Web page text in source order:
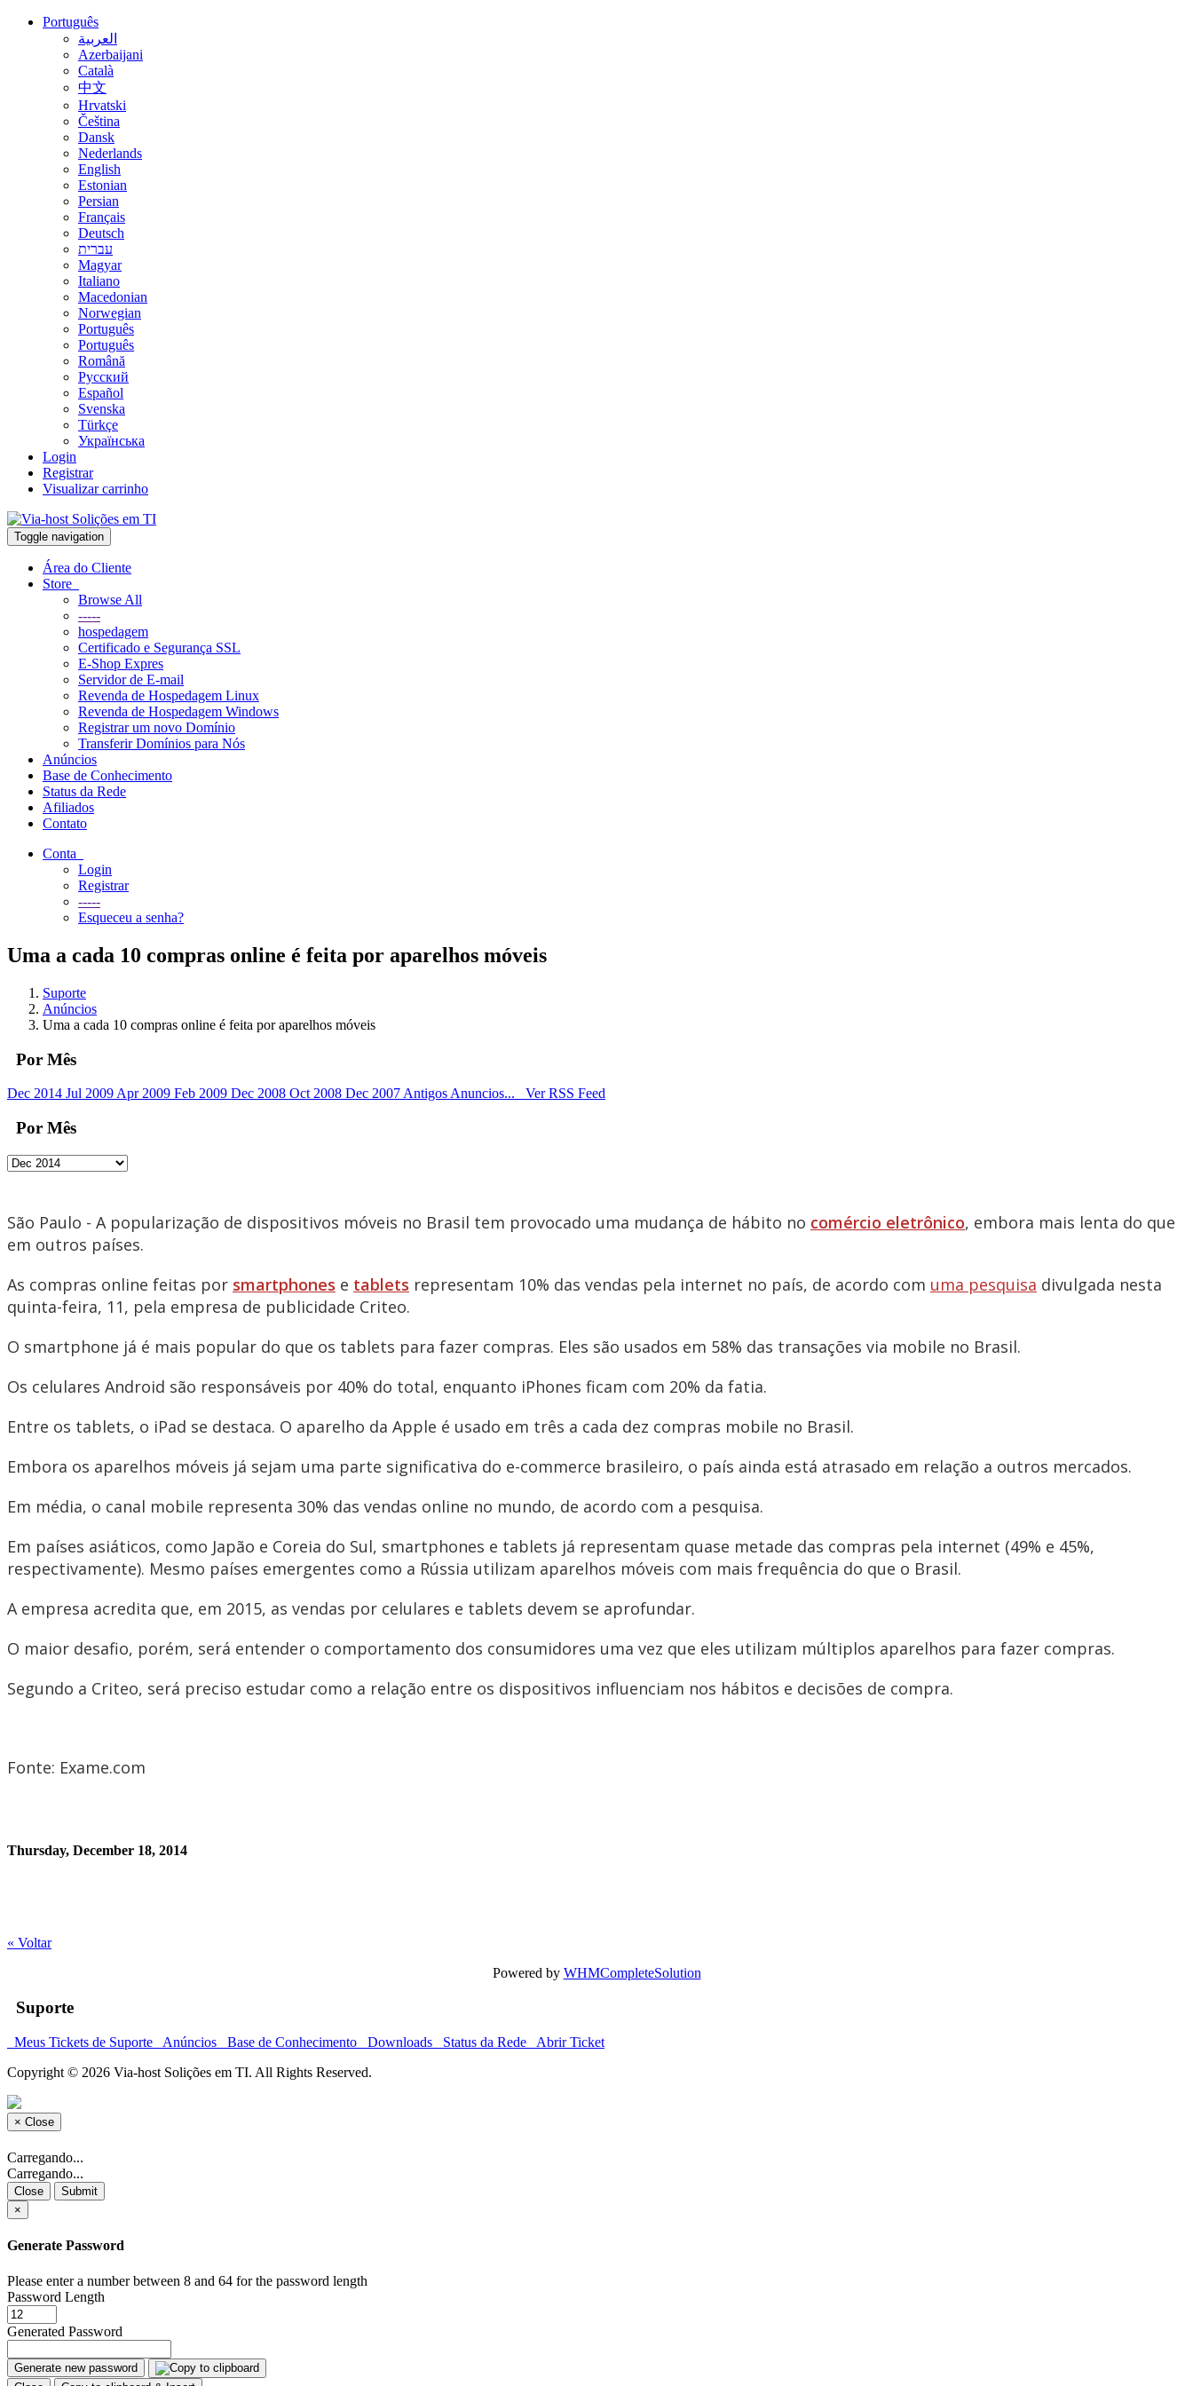
Português
العربية
Azerbaijani
Català
中文
Hrvatski
Čeština
Dansk
Nederlands
English
Estonian
Persian
Français
Deutsch
עברית
Magyar
Italiano
Macedonian
Norwegian
Português
Português
Română
Русский
Español
Svenska
Türkçe
Українська
Login
Registrar
Visualizar carrinho
Toggle navigation
Área do Cliente
Store
Browse All
-----
hospedagem
Certificado e Segurança SSL
E-Shop Expres
Servidor de E-mail
Revenda de Hospedagem Linux
Revenda de Hospedagem Windows
Registrar um novo Domínio
Transferir Domínios para Nós
Anúncios
Base de Conhecimento
Status da Rede
Afiliados
Contato
Conta
Login
Registrar
-----
Esqueceu a senha?
Uma a cada 10 compras online é feita por aparelhos móveis
Suporte
Anúncios
Uma a cada 10 compras online é feita por aparelhos móveis
Por Mês
Dec 2014 Jul 2009 Apr 2009 Feb 2009 Dec 2008 Oct 2008 Dec 2007 Antigos Anuncios... Ver RSS Feed
Por Mês
São Paulo - A popularização de dispositivos móveis no Brasil tem provocado uma mudança de hábito no comércio eletrônico, embora mais lenta do que
em outros países.
As compras online feitas por smartphones e tablets representam 10% das vendas pela internet no país, de acordo com uma pesquisa divulgada nesta
quinta-feira, 11, pela empresa de publicidade Criteo.
O smartphone já é mais popular do que os tablets para fazer compras. Eles são usados em 58% das transações via mobile no Brasil.
Os celulares Android são responsáveis por 40% do total, enquanto iPhones ficam com 20% da fatia.
Entre os tablets, o iPad se destaca. O aparelho da Apple é usado em três a cada dez compras mobile no Brasil.
Embora os aparelhos móveis já sejam uma parte significativa do e-commerce brasileiro, o país ainda está atrasado em relação a outros mercados.
Em média, o canal mobile representa 30% das vendas online no mundo, de acordo com a pesquisa.
Em países asiáticos, como Japão e Coreia do Sul, smartphones e tablets já representam quase metade das compras pela internet (49% e 45%,
respectivamente). Mesmo países emergentes como a Rússia utilizam aparelhos móveis com mais frequência do que o Brasil.
A empresa acredita que, em 2015, as vendas por celulares e tablets devem se aprofundar.
O maior desafio, porém, será entender o comportamento dos consumidores uma vez que eles utilizam múltiplos aparelhos para fazer compras.
Segundo a Criteo, será preciso estudar como a relação entre os dispositivos influenciam nos hábitos e decisões de compra.
Fonte: Exame.com
Thursday, December 18, 2014
« Voltar
Powered by WHMCompleteSolution
Suporte
Meus Tickets de Suporte Anúncios Base de Conhecimento Downloads Status da Rede
Abrir Ticket
Copyright © 2026 Via-host Solições em TI. All Rights Reserved.
× Close
Carregando...
Carregando...
Close
Submit
×
Generate Password
Please enter a number between 8 and 64 for the password length
Password Length
Generated Password
Generate new password